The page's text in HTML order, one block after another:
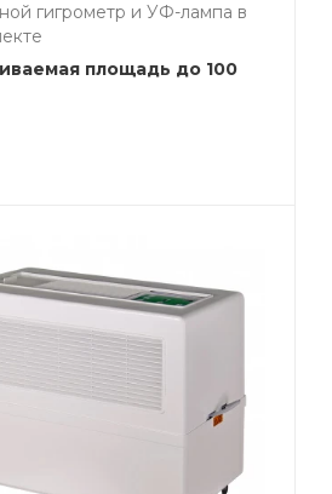
гигрометр и УФ-лампа в
площадь до 100